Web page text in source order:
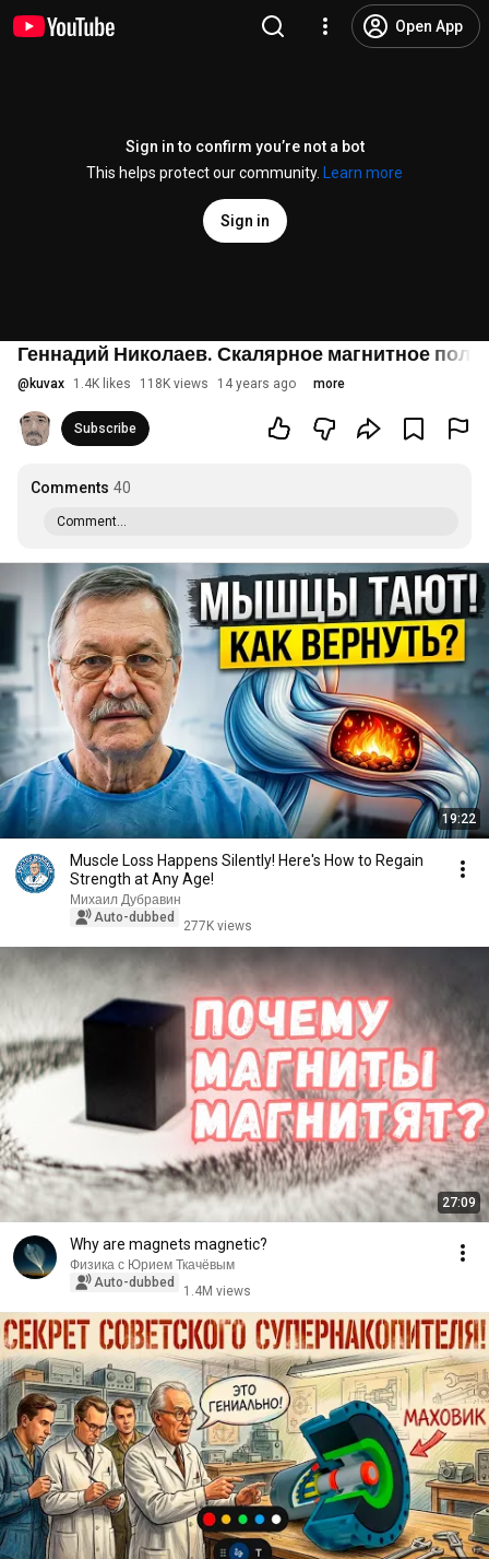
Open App
Sign in to confirm you’re not a bot
This helps protect our community.
Learn more
Sign in
Геннадий Николаев. Скалярное магнитное поле.
@ kuvax 1.4K likes 118K views 14 years ago more
Subscribe
Comments 40
Comment...
19:22
Muscle Loss Happens Silently! Here's How to Regain
Strength at Any Age!
Михаил Дубравин
Auto-dubbed
277K views
27:09
Why are magnets magnetic?
Физика с Юрием Ткачёвым
Auto-dubbed
1.4M views